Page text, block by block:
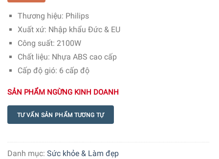
Thương hiệu: Philips
Xuất xứ: Nhập khẩu Đức & EU
Công suất: 2100W
Chất liệu: Nhựa ABS cao cấp
Cấp độ gió: 6 cấp độ
SẢN PHẨM NGỪNG KINH DOANH
TƯ VẤN SẢN PHẨM TƯƠNG TỰ
Danh mục: Sức khỏe & Làm đẹp